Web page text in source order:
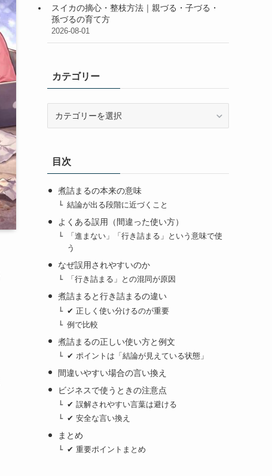
スイカの摘心・整枝方法｜親づる・子づる・
孫づるの育て方
2026-08-01
カテゴリー
ー目次
煮詰まるの本来の意味
結論が出る段階に近づくこと
よくある誤用（間違った使い方）
「進まない」「行き詰まる」という意味で使
う
なぜ誤用されやすいのか
「行き詰まる」との混同が原因
煮詰まると行き詰まるの違い
✔ 正しく使い分けるのが重要
例で比較
煮詰まるの正しい使い方と例文
✔ ポイントは「結論が見えている状態」
間違いやすい場合の言い換え
ビジネスで使うときの注意点
✔ 誤解されやすい言葉は避ける
✔ 安全な言い換え
まとめ
✔ 重要ポイントまとめ